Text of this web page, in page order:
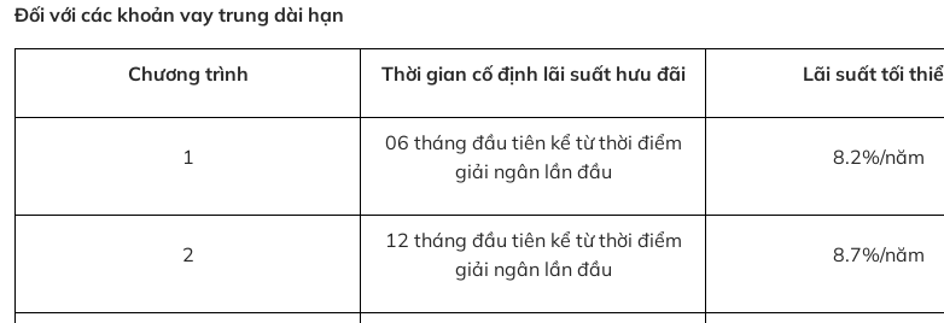
Đối với các khoản vay trung dài hạn
Chương trình Thời gian cố định lãi suất hưu đãi Lãi suất tối
1
06 tháng đầu tiên kể từ thời điểm
giải ngân lần đầu
8.2%/năm
2
12 tháng đầu tiên kể từ thời điểm
giải ngân lần đầu
8.7%/năm